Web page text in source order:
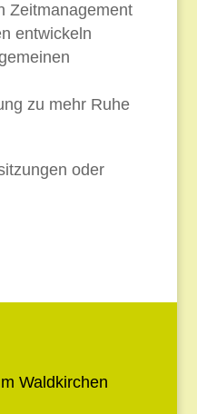
Zeitmanagement
entwickeln
zu mehr Ruhe
oder
Waldkirchen